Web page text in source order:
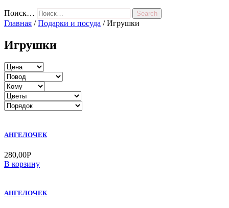
Поиск… Search
Главная /Подарки и посуда / Игрушки
Игрушки
АНГЕЛОЧЕК
280,00Р
В корзину
АНГЕЛОЧЕК